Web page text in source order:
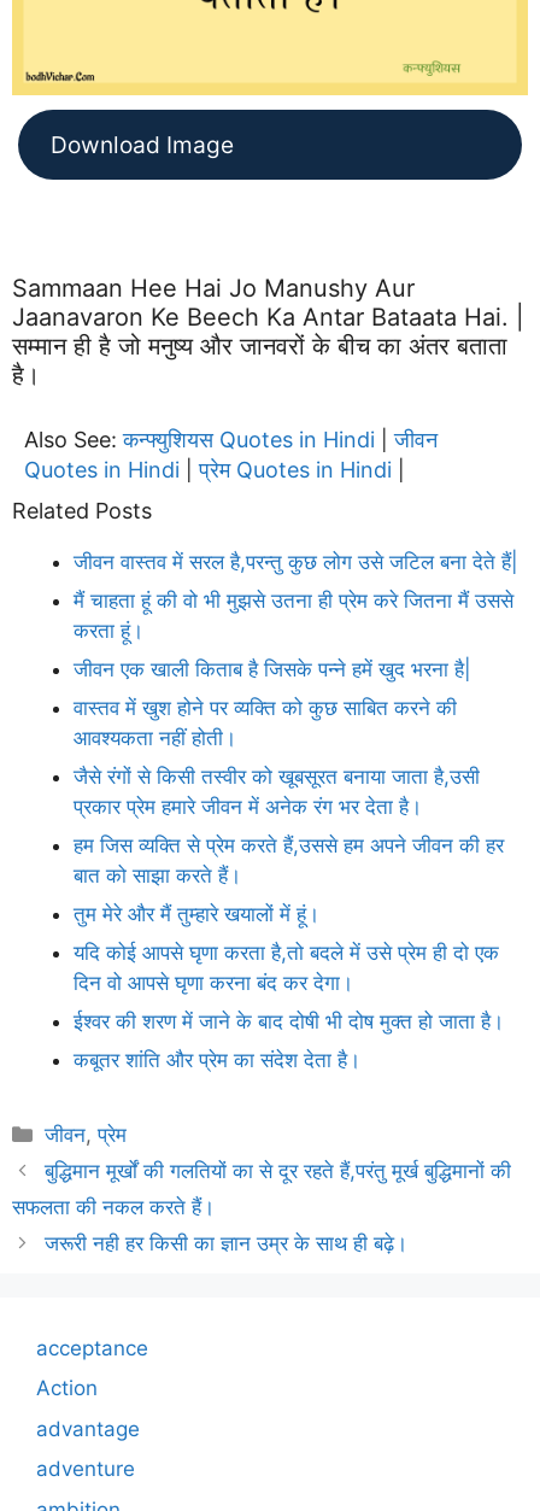
Download Image
Sammaan Hee Hai Jo Manushy Aur
Jaanavaron Ke Beech Ka Antar Bataata Hai. |
सम्मान ही है जो मनुष्य और जानवरों के बीच का अंतर बताता
है।
Also See:कन्फ्युशियस Quotes in Hindi |जीवन
Quotes in Hindi |प्रेम Quotes in Hindi
Related Posts
जीवन वास्तव में सरल है,परन्तु कुछ लोग उसे जटिल बना देते हैं|
मैं चाहता हूं की वो भी मुझसे उतना ही प्रेम करे जितना मैं उससे
करता हूं।
जीवन एक खाली किताब है जिसके पन्ने हमें खुद भरना है|
वास्तव में खुश होने पर व्यक्ति को कुछ साबित करने की
आवश्यकता नहीं होती।
जैसे रंगों से किसी तस्वीर को खूबसूरत बनाया जाता है,उसी
प्रकार प्रेम हमारे जीवन में अनेक रंग भर देता है।
हम जिस व्यक्ति से प्रेम करते हैं,उससे हम अपने जीवन की हर
बात को साझा करते हैं।
तुम मेरे और मैं तुम्हारे खयालों में हूं।
यदि कोई आपसे घृणा करता है,तो बदले में उसे प्रेम ही दो एक
दिन वो आपसे घृणा करना बंद कर देगा।
ईश्वर की शरण में जाने के बाद दोषी भी दोष मुक्त हो जाता है।
कबूतर शांति और प्रेम का संदेश देता है।
Categories
जीवन,प्रेम
बुद्धिमान मूर्खों की गलतियों का से दूर रहते हैं,परंतु मूर्ख बुद्धिमानों की
सफलता की नकल करते हैं।
जरूरी नही हर किसी का ज्ञान उम्र के साथ ही बढ़े।
acceptance
Action
advantage
adventure